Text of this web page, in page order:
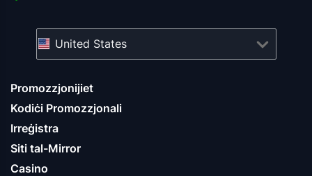
Promozzjonijiet
Kodiċi Promozzjonali
Irreġistra
Siti tal-Mirror
Casino
United States